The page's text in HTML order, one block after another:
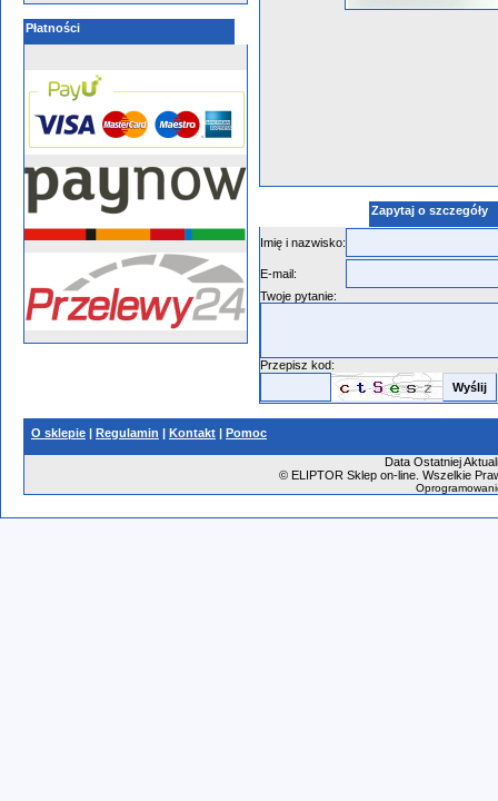
Płatności
Zapytaj o szczegóły
Imię i nazwisko:
E-mail:
Twoje pytanie:
Przepisz kod:
O sklepie | Regulamin | Kontakt | Pomoc
Data Ostatniej
©ELIPTOR Sklep on-line. Wszelkie